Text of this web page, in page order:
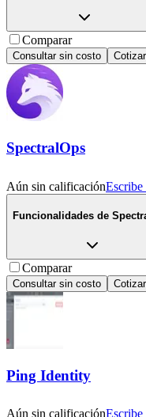
Comparar
Consultar sin costo Cotizar
SpectralOps
Aún sin calificaciónEscribe
Funcionalidades de
Comparar
Consultar sin costo Cotizar
Ping Identity
Aún sin calificaciónEscribe